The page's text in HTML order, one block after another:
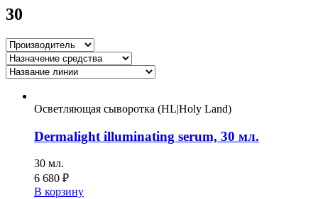
30
Осветляющая сыворотка (HL|Holy Land)
Dermalight illuminating serum, 30 мл.
30 мл.
6 680 ₽
В корзину